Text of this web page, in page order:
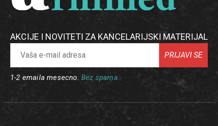
AKCIJE I NOVITETI ZA KANCELARIJSKI MATERIJAL
PRIJAVI SE
1-2 emaila mesecno. Bez spama.